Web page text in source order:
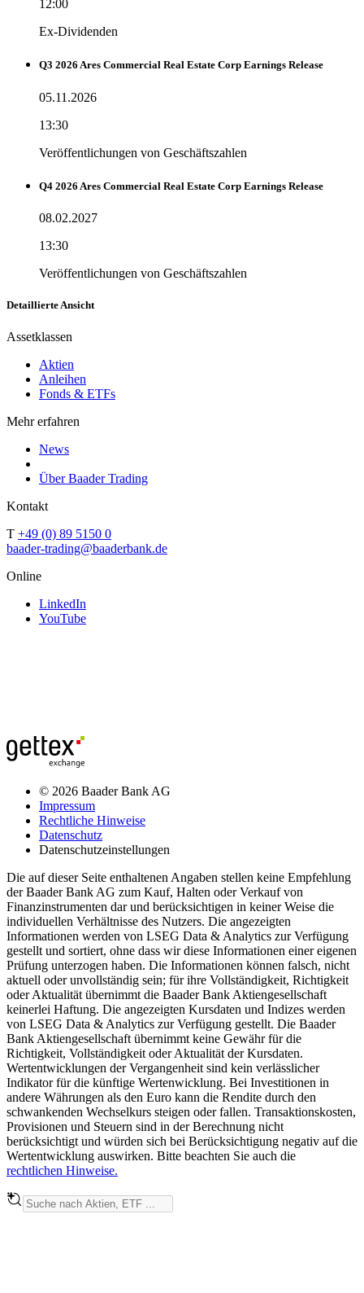
12:00
Ex-Dividenden
Q3 2026 Ares Commercial Real Estate Corp Earnings Release
05.11.2026
13:30
Veröffentlichungen von Geschäftszahlen
Q4 2026 Ares Commercial Real Estate Corp Earnings Release
08.02.2027
13:30
Veröffentlichungen von Geschäftszahlen
Detaillierte Ansicht
Assetklassen
Aktien
Anleihen
Fonds & ETFs
Mehr erfahren
News
Über Baader Trading
Kontakt
T +49 (0) 89 5150 0
baader-trading@baaderbank.de
Online
LinkedIn
YouTube
© 2026 Baader Bank AG
Impressum
Rechtliche Hinweise
Datenschutz
Datenschutzeinstellungen
Die auf dieser Seite enthaltenen Angaben stellen keine Empfehlung
der Baader Bank AG zum Kauf, Halten oder Verkauf von
Finanzinstrumenten dar und berücksichtigen in keiner Weise die
individuellen Verhältnisse des Nutzers. Die angezeigten
Informationen werden von LSEG Data & Analytics zur Verfügung
gestellt und sortiert, ohne dass wir diese Informationen einer eigenen
Prüfung unterzogen haben. Die Informationen können falsch, nicht
aktuell oder unvollständig sein; für ihre Vollständigkeit, Richtigkeit
oder Aktualität übernimmt die Baader Bank Aktiengesellschaft
keinerlei Haftung. Die angezeigten Kursdaten und Indizes werden
von LSEG Data & Analytics zur Verfügung gestellt. Die Baader
Bank Aktiengesellschaft übernimmt keine Gewähr für die
Richtigkeit, Vollständigkeit oder Aktualität der Kursdaten.
Wertentwicklungen der Vergangenheit sind kein verlässlicher
Indikator für die künftige Wertenwicklung. Bei Investitionen in
andere Währungen als den Euro kann die Rendite durch den
schwankenden Wechselkurs steigen oder fallen. Transaktionskosten,
Provisionen und Steuern sind in der Berechnung nicht
berücksichtigt und würden sich bei Berücksichtigung negativ auf die
Wertentwicklung auswirken. Bitte beachten Sie auch die
rechtlichen Hinweise.